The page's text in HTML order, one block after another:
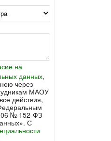
на
данных,
через
МАОУ
действия,
№ 152-ФЗ
С